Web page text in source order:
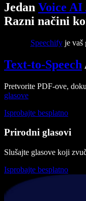
Jedan Voice AI
Razni načini
Speechifyje vaš
Text-to-Speech
Pretvorite PDF-ove,
glasove
Isprobajte besplatno
Prirodni glasovi
Slušajte glasove koji
Isprobajte besplatno